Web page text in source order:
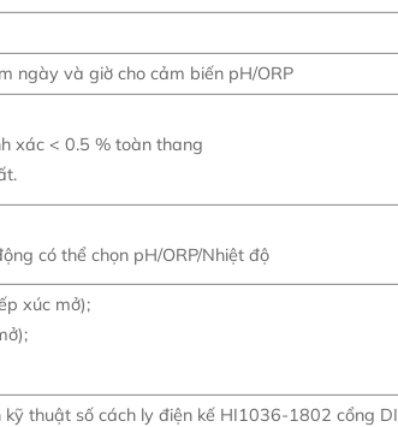
BÁO GIÁ & KHUYẾN MÃI
ngày và giờ cho cảm biến pH/ORP
xác < 0.5 % toàn thang
có thể chọn pH/ORP/Nhiệt độ
xúc mở);
thuật số cách ly điện kế HI1036-1802 cổng